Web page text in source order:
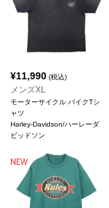
¥11,990 (税込)
メンズXL
モーターサイクル バイクTシ
ャツ
Harley-Davidson/ハーレーダ
ビッドソン